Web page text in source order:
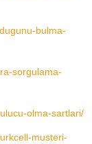
bulma-
sorgulama-
olma-sartlari/
musteri-